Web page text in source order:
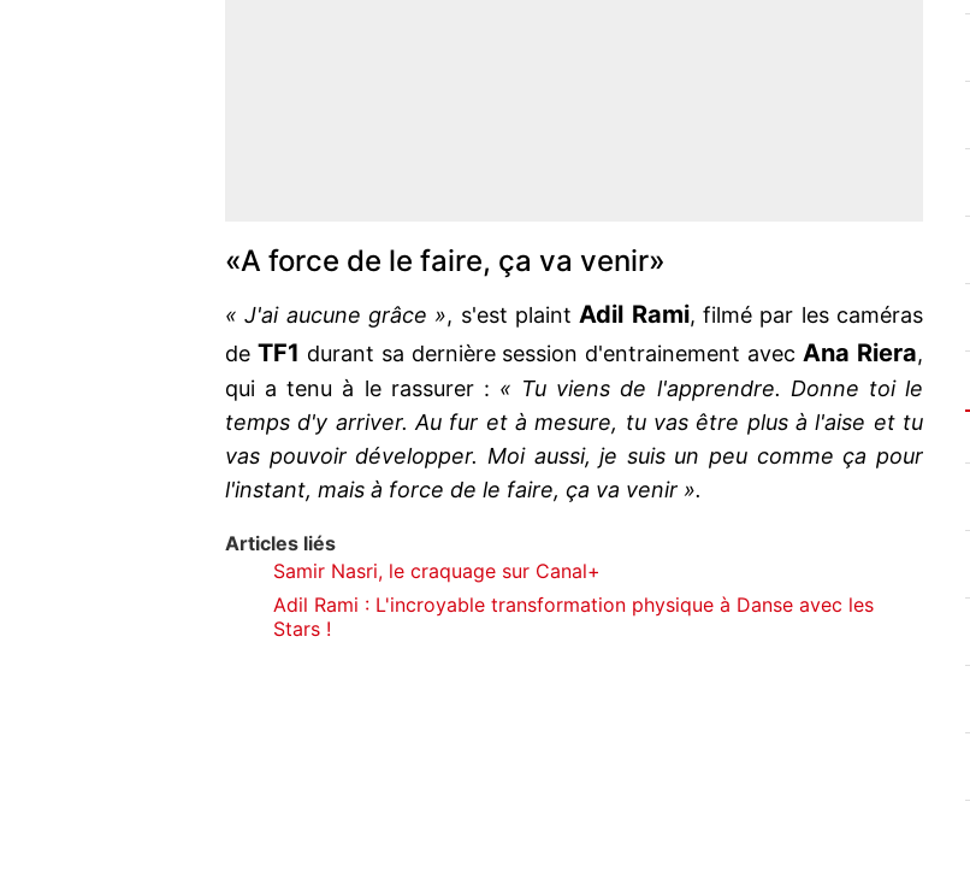
«A force de le faire, ça va venir»
« J'ai aucune grâce », s'est plaintAdil Rami, filmé par les caméras
de TF1 durant sa dernière session d'entrainement avecAna Riera,
qui a tenu à le rassurer : « Tu viens de l'apprendre. Donne toi le
temps d'y arriver. Au fur et à mesure, tu vas être plus à l'aise et tu
vas pouvoir développer. Moi aussi, je suis un peu comme ça pour
l'instant, mais à force de le faire, ça va venir ».
Articles liés
Samir Nasri, le craquage sur Canal+
Adil Rami : L'incroyable transformation physique à Danse avec les
Stars !